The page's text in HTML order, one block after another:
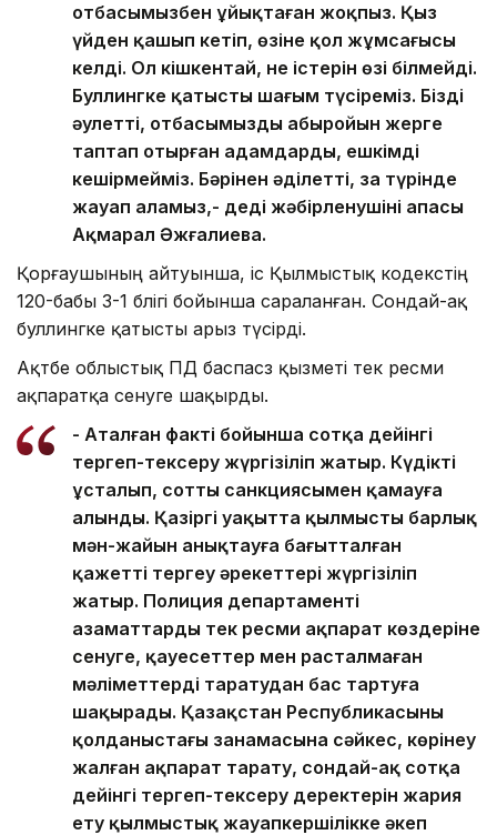
отбасымызбен ұйықтаған жоқпыз. Қыз
үйден қашып кетіп, өзіне қол жұмсағысы
келді. Ол кішкентай, не істерін өзі білмейді.
Буллингке қатысты шағым түсіреміз. Біздің
әулеттің, отбасымыздың абыройын жерге
таптап отырған адамдарды, ешкімді
кешірмейміз. Бәрінен әділетті, заң түрінде
жауап аламыз,- деді жәбірленушінің апасы
Ақмарал Әжғалиева.
Қорғаушының айтуынша, іс Қылмыстық кодекстің
120-бабы 3-1 бөлігі бойынша сараланған. Сондай-ақ
буллингке қатысты арыз түсірді.
Ақтөбе облыстық ПД баспасөз қызметі тек ресми
ақпаратқа сенуге шақырды.
- Аталған факті бойынша сотқа дейінгі
тергеп-тексеру жүргізіліп жатыр. Күдікті
ұсталып, соттың санкциясымен қамауға
алынды. Қазіргі уақытта қылмыстың барлық
мән-жайын анықтауға бағытталған
қажетті тергеу әрекеттері жүргізіліп
жатыр. Полиция департаменті
азаматтарды тек ресми ақпарат көздеріне
сенуге, қауесеттер мен расталмаған
мәліметтерді таратудан бас тартуға
шақырады. Қазақстан Республикасының
қолданыстағы заңнамасына сәйкес, көрінеу
жалған ақпарат тарату, сондай-ақ сотқа
дейінгі тергеп-тексеру деректерін жария
ету қылмыстық жауапкершілікке әкеп